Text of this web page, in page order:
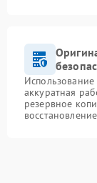
аккуратная
резервное